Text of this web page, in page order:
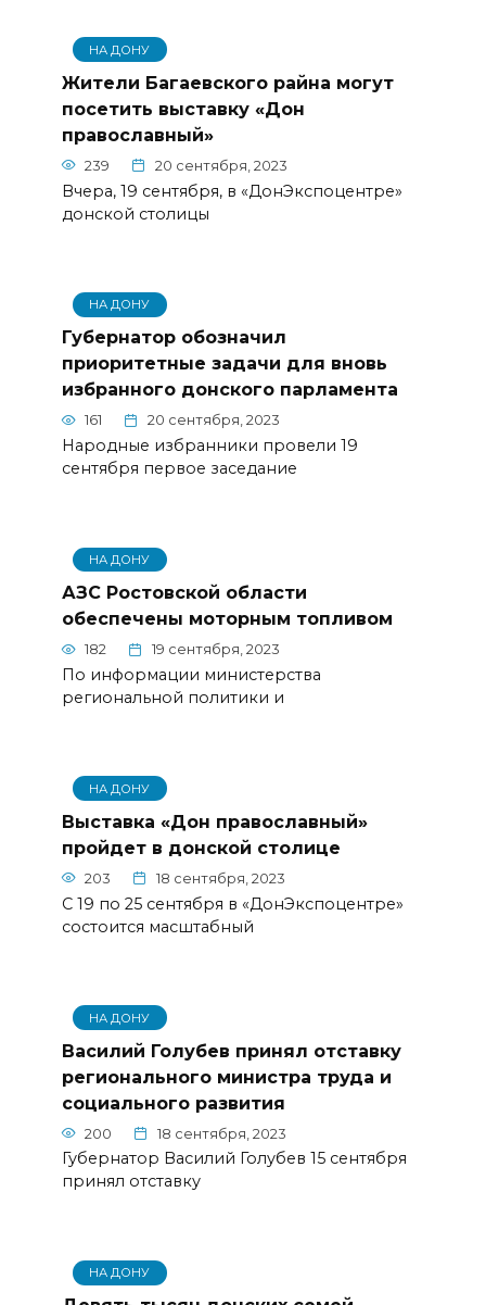
НА ДОНУ
Жители Багаевского райна могут
посетить выставку «Дон
православный»
239 20 сентября, 2023
Вчера, 19 сентября, в «ДонЭкспоцентре»
донской столицы
НА ДОНУ
Губернатор обозначил
приоритетные задачи для вновь
избранного донского парламента
161 20 сентября, 2023
Народные избранники провели 19
сентября первое заседание
НА ДОНУ
АЗС Ростовской области
обеспечены моторным топливом
182 19 сентября, 2023
По информации министерства
региональной политики и
НА ДОНУ
Выставка «Дон православный»
пройдет в донской столице
203 18 сентября, 2023
С 19 по 25 сентября в «ДонЭкспоцентре»
состоится масштабный
НА ДОНУ
Василий Голубев принял отставку
регионального министра труда и
социального развития
200 18 сентября, 2023
Губернатор Василий Голубев 15 сентября
принял отставку
НА ДОНУ